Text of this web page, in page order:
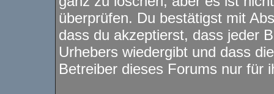
überprüfen. Du bestätigst mit
dass du akzeptierst, dass jeder
Urhebers wiedergibt und dass
Betreiber dieses Forums nur für